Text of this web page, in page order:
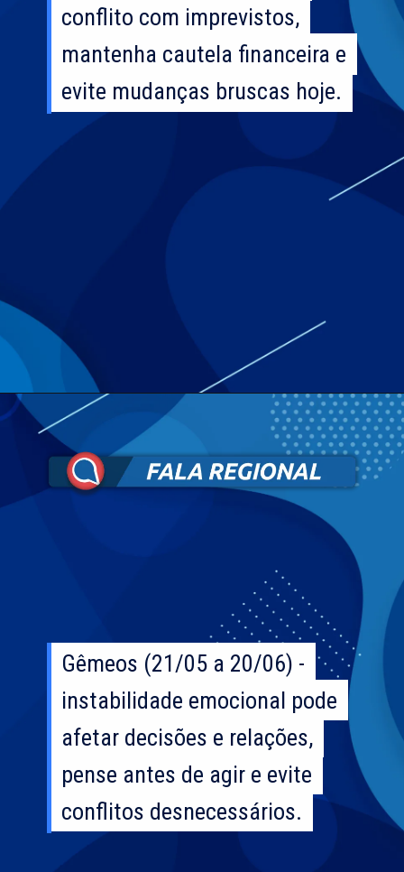
conflito com imprevistos,
mantenha cautela financeira e
evite mudanças bruscas hoje.
conflito com imprevistos,
mantenha cautela financeira e
evite mudanças bruscas hoje.
Gêmeos (21/05 a 20/06) -
instabilidade emocional pode
afetar decisões e relações,
pense antes de agir e evite
conflitos desnecessários.
Gêmeos (21/05 a 20/06) -
instabilidade emocional pode
afetar decisões e relações,
pense antes de agir e evite
conflitos desnecessários.